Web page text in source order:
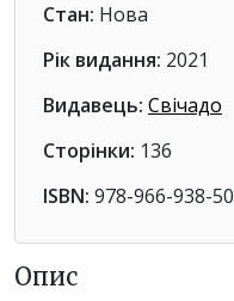
Стан: Нова
Рік видання: 2021
Видавець: Свічадо
Сторінки: 136
ISBN: 978-966-938-
Опис